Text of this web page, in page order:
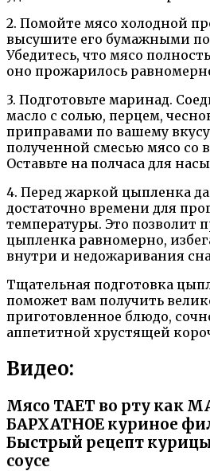
2. Помойте мясо холодной
высушите его бумажными
Убедитесь, что мясо
оно прожарилось
3. Подготовьте маринад.
масло с солью, перцем,
приправами по вашему
полученной смесью мясо со
Оставьте на полчаса для
4. Перед жаркой цыпленка
достаточно времени для
температуры. Это позволит
цыпленка равномерно,
внутри и недожаривания
Тщательная подготовка
поможет вам получить
приготовленное блюдо,
аппетитной хрустящей
Видео:
Мясо ТАЕТ во рту как
БАРХАТНОЕ куриное
Быстрый рецепт
соусе